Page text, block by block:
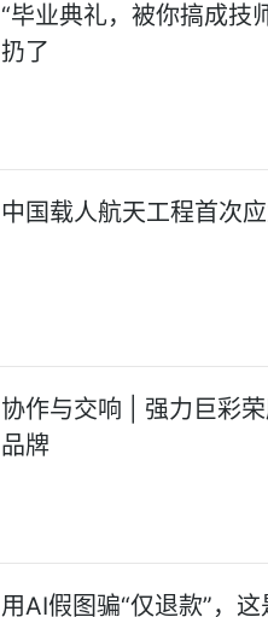
“毕业典礼，被你搞成技
扔了
中国载人航天工程首次
协作与交响 | 强力巨彩
品牌
用AI假图骗“仅退款”，